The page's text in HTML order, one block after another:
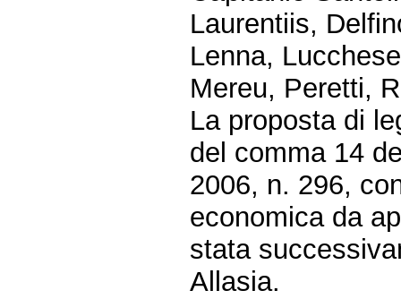
Laurentiis,
Lenna,
Mereu, Peretti,
La proposta di
del comma 14
2006, n. 296,
economica da
stata
Allasia.